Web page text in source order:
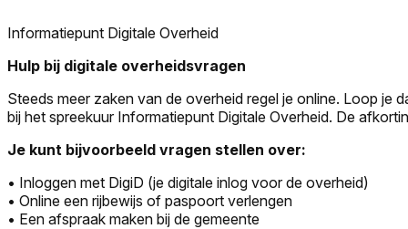
Informatiepunt Digitale Overheid
Hulp bij digitale overheidsvragen
Steeds meer zaken van de overheid regel je online. Loop je
bij het spreekuur Informatiepunt Digitale Overheid. De
Je kunt bijvoorbeeld vragen stellen over:
• Inloggen met DigiD (je digitale inlog voor de overheid)
• Online een rijbewijs of paspoort verlengen
• Een afspraak maken bij de gemeente